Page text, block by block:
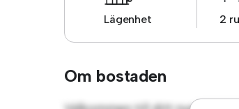
Lägenhet 2
Om bostaden